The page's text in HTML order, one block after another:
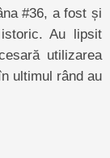
#36, a fost și
Au lipsit
utilizarea
ultimul rând au